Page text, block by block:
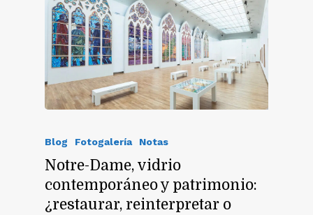
Blog Fotogalería Notas
Notre-Dame, vidrio
contemporáneo y patrimonio:
¿restaurar, reinterpretar o